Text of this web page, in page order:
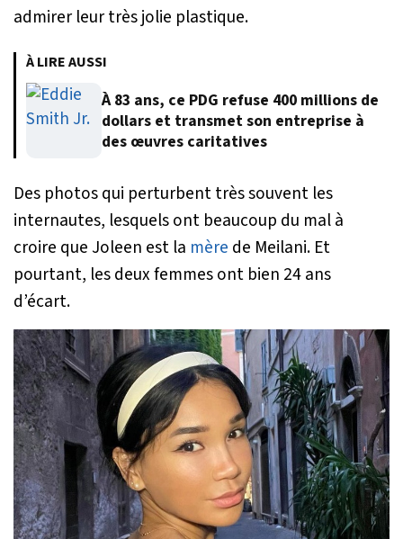
admirer leur très jolie plastique.
À LIRE AUSSI
À 83 ans, ce PDG refuse 400 millions de
dollars et transmet son entreprise à
des œuvres caritatives
Des photos qui perturbent très souvent les
internautes, lesquels ont beaucoup du mal à
croire que Joleen est la mère de Meilani. Et
pourtant, les deux femmes ont bien 24 ans
d’écart.